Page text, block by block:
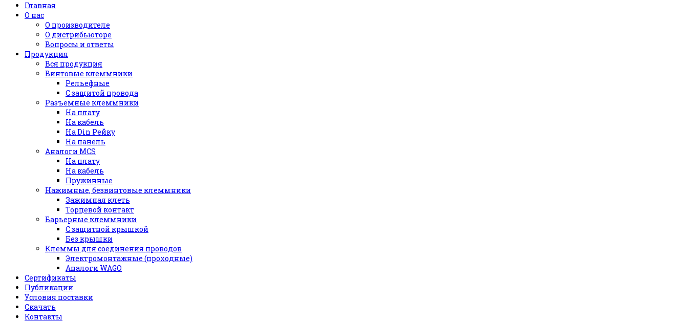
Главная
О нас
О производителе
О дистрибьюторе
Вопросы и ответы
Продукция
Вся продукция
Винтовые клеммники
Рельефные
С защитой провода
Разъемные клеммники
На плату
На кабель
На Din Рейку
На панель
Аналоги MCS
На плату
На кабель
Пружинные
Нажимные, безвинтовые клеммники
Зажимная клеть
Торцевой контакт
Барьерные клеммники
С защитной крышкой
Без крышки
Клеммы для соединения проводов
Электромонтажные (проходные)
Аналоги WAGO
Сертификаты
Публикации
Условия поставки
Скачать
Контакты